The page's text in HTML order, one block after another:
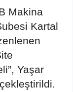
Makina
Kartal
Yaşar